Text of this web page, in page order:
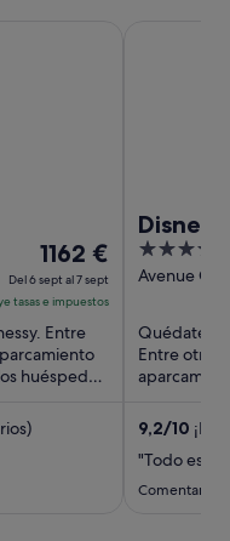
El
precio
es
de
1162 €
por
1162 €
Del 6 sept al 7 sept
tasas e impuestos
Entre
huéspedes
Disney
of
4
out
5
Avenue
Quédate
Entre otras
9,2/10
"Todo
Comentario